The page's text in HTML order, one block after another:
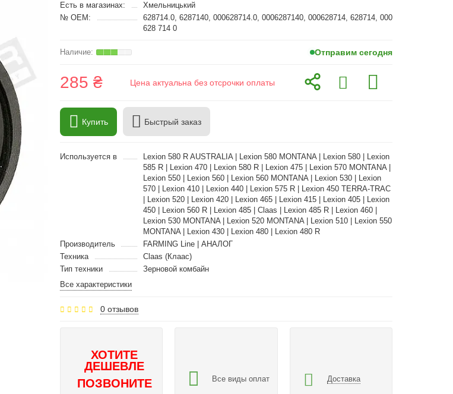
Есть в магазинах:
Хмельницький
№ OEM:
628714.0, 6287140, 000628714.0, 0006287140, 000628714, 628714, 000
628 714 0
Отправим сегодня
285 ₴ Цена актуальна без отсрочки оплаты
Купить Быстрый заказ
Используется в
Lexion 580 R AUSTRALIA | Lexion 580 MONTANA | Lexion 580 | Lexion
585 R | Lexion 470 | Lexion 580 R | Lexion 475 | Lexion 570 MONTANA |
Lexion 550 | Lexion 560 | Lexion 560 MONTANA | Lexion 530 | Lexion
570 | Lexion 410 | Lexion 440 | Lexion 575 R | Lexion 450 TERRA-TRAC
| Lexion 520 | Lexion 420 | Lexion 465 | Lexion 415 | Lexion 405 | Lexion
450 | Lexion 560 R | Lexion 485 | Claas | Lexion 485 R | Lexion 460 |
Lexion 530 MONTANA | Lexion 520 MONTANA | Lexion 510 | Lexion 550
MONTANA | Lexion 430 | Lexion 480 | Lexion 480 R
Производитель
FARMING Line | АНАЛОГ
Техника
Claas (Клаас)
Тип техники
Зерновой комбайн
Все характеристики
0 отзывов
ХОТИТЕ
ДЕШЕВЛЕ
ПОЗВОНИТЕ
Все виды оплат Доставка